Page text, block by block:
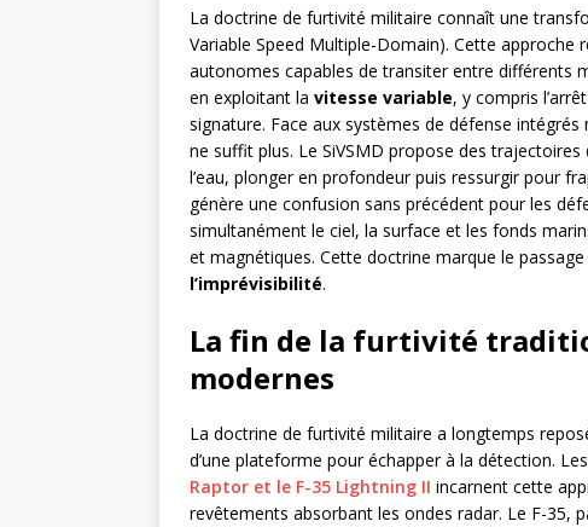
La doctrine de furtivité militaire connaît une
Variable Speed Multiple-Domain). Cette
autonomes capables de transiter entre
en exploitant la vitesse variable, y compris
signature. Face aux systèmes de défense
ne suffit plus. Le SiVSMD propose des
l’eau, plonger en profondeur puis ressurgir pour
génère une confusion sans précédent pour les
simultanément le ciel, la surface et les fonds
et magnétiques. Cette doctrine marque le passage
l’imprévisibilité.
La fin de la furtivité
modernes
La doctrine de furtivité militaire a longtemps
d’une plateforme pour échapper à la détection.
Raptor et le F-35 Lightning II incarnent cette
revêtements absorbant les ondes radar. Le F-35,